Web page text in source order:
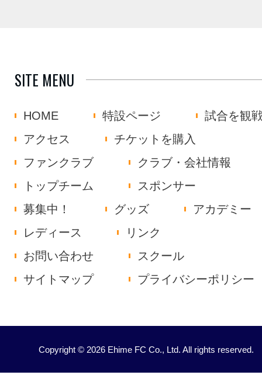
SITE MENU
HOME 特設ページ
試合を観
アクセス
チケットを購入
ファンクラブ
クラブ・会社情報
トップチーム
スポンサー
募集中！
グッズ
アカデミー
レディース
リンク
お問い合わせ
スクール
サイトマップ
プライバシーポリシー
Copyright © 2026 Ehime FC Co., Ltd. All rights reserved.